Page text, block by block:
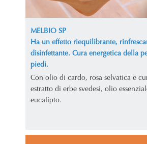
MELBIO SP
Ha un effetto riequilibrante,
disinfettante. Cura energetica della
piedi.
Con olio di cardo, rosa selvatica e
estratto di erbe svedesi, olio
eucalipto.